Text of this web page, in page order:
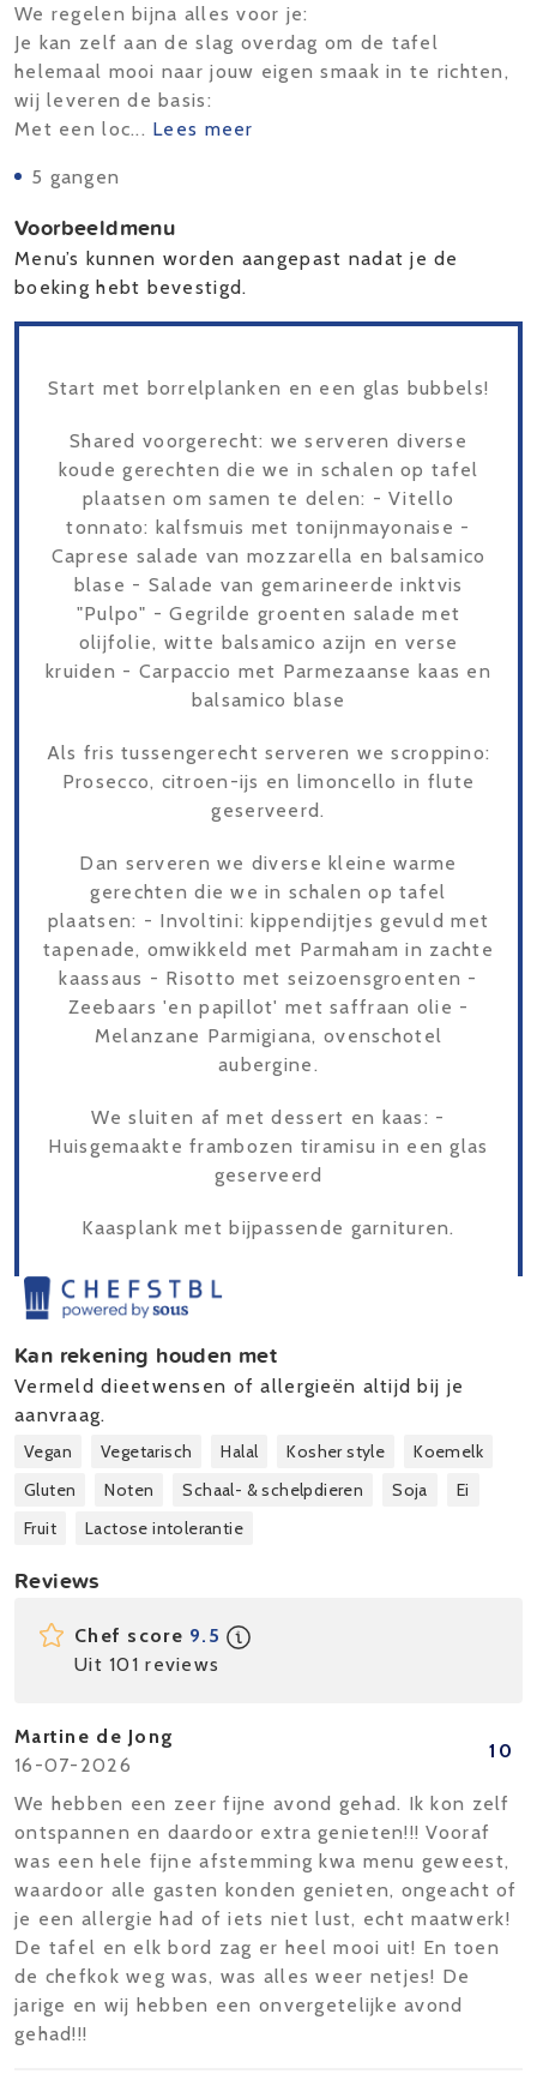
We regelen bijna alles voor je:
Je kan zelf aan de slag overdag om de tafel
helemaal mooi naar jouw eigen smaak in te richten,
wij leveren de basis:
Met een loc... Lees meer
5 gangen
Voorbeeldmenu
Menu’s kunnen worden aangepast nadat je de
boeking hebt bevestigd.
Start met borrelplanken en een glas bubbels!
Shared voorgerecht: we serveren diverse
koude gerechten die we in schalen op tafel
plaatsen om samen te delen: - Vitello
tonnato: kalfsmuis met tonijnmayonaise -
Caprese salade van mozzarella en balsamico
blase - Salade van gemarineerde inktvis
"Pulpo" - Gegrilde groenten salade met
olijfolie, witte balsamico azijn en verse
kruiden - Carpaccio met Parmezaanse kaas en
balsamico blase
Als fris tussengerecht serveren we scroppino:
Prosecco, citroen-ijs en limoncello in flute
geserveerd.
Dan serveren we diverse kleine warme
gerechten die we in schalen op tafel
plaatsen: - Involtini: kippendijtjes gevuld met
tapenade, omwikkeld met Parmaham in zachte
kaassaus - Risotto met seizoensgroenten -
Zeebaars 'en papillot' met saffraan olie -
Melanzane Parmigiana, ovenschotel
aubergine.
We sluiten af met dessert en kaas: -
Huisgemaakte frambozen tiramisu in een glas
geserveerd
Kaasplank met bijpassende garnituren.
Kan rekening houden met
Vermeld dieetwensen of allergieën altijd bij je
aanvraag.
Vegan Vegetarisch Halal Kosher style
Koemelk
Gluten
Noten Schaal- & schelpdieren Soja
Ei
Fruit
Lactose intolerantie
Reviews
Chef score 9.5
Uit 101 reviews
Martine de Jong
16-07-2026
10
We hebben een zeer fijne avond gehad. Ik kon zelf
ontspannen en daardoor extra genieten!!! Vooraf
was een hele fijne afstemming kwa menu geweest,
waardoor alle gasten konden genieten, ongeacht of
je een allergie had of iets niet lust, echt maatwerk!
De tafel en elk bord zag er heel mooi uit! En toen
de chefkok weg was, was alles weer netjes! De
jarige en wij hebben een onvergetelijke avond
gehad!!!